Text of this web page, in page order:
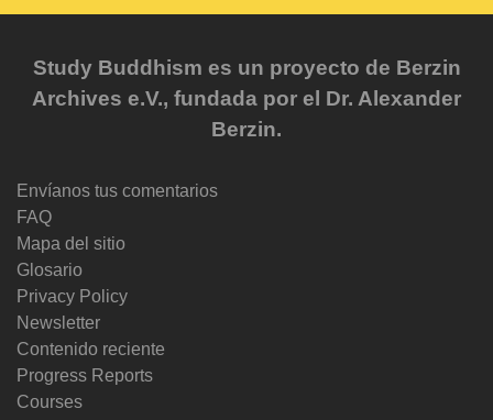
Study Buddhism es un proyecto de Berzin
Archives e.V., fundada por el Dr. Alexander
Berzin.
Envíanos tus comentarios
FAQ
Mapa del sitio
Glosario
Privacy Policy
Newsletter
Contenido reciente
Progress Reports
Courses